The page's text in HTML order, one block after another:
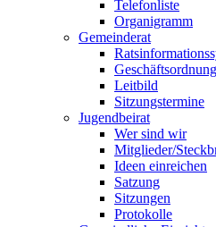
Telefonliste
Organigramm
Gemeinderat
Leitbild
Sitzungstermine
Jugendbeirat
Wer sind wir
Mitglieder/
Ideen einreichen
Satzung
Sitzungen
Protokolle